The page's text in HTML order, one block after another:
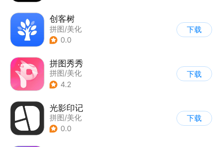
创客树
拼图/美化
0.0
下载
拼图秀秀
拼图/美化
4.2
下载
光影印记
拼图/美化
0.0
下载